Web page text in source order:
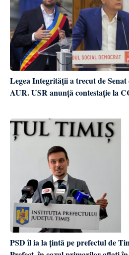
Legea Integrității a trecut de Senat
AUR. USR anunță contestație la
PSD îl ia la țintă pe prefectul de